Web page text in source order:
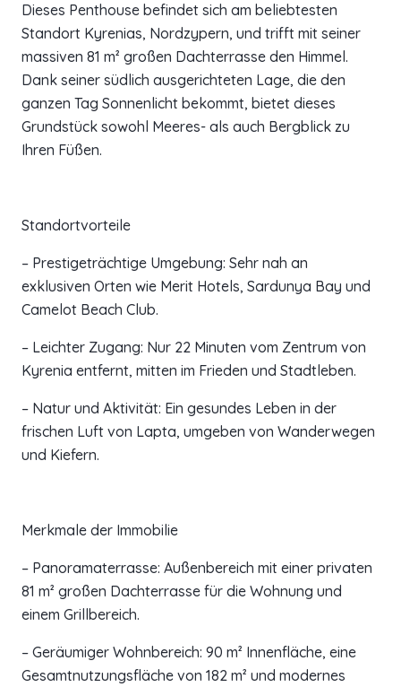
Dieses Penthouse befindet sich am beliebtesten
Standort Kyrenias, Nordzypern, und trifft mit seiner
massiven 81 m² großen Dachterrasse den Himmel.
Dank seiner südlich ausgerichteten Lage, die den
ganzen Tag Sonnenlicht bekommt, bietet dieses
Grundstück sowohl Meeres- als auch Bergblick zu
Ihren Füßen.
Standortvorteile
– Prestigeträchtige Umgebung: Sehr nah an
exklusiven Orten wie Merit Hotels, Sardunya Bay und
Camelot Beach Club.
– Leichter Zugang: Nur 22 Minuten vom Zentrum von
Kyrenia entfernt, mitten im Frieden und Stadtleben.
– Natur und Aktivität: Ein gesundes Leben in der
frischen Luft von Lapta, umgeben von Wanderwegen
und Kiefern.
Merkmale der Immobilie
– Panoramaterrasse: Außenbereich mit einer privaten
81 m² großen Dachterrasse für die Wohnung und
einem Grillbereich.
– Geräumiger Wohnbereich: 90 m² Innenfläche, eine
Gesamtnutzungsfläche von 182 m² und modernes